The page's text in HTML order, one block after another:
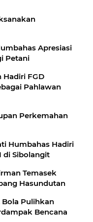
Apresiasi
Petani
FGD
Pahlawan
Perkemahan
Humbahas Hadiri
di Sibolangit
Temasek
Pulihkan
Bencana